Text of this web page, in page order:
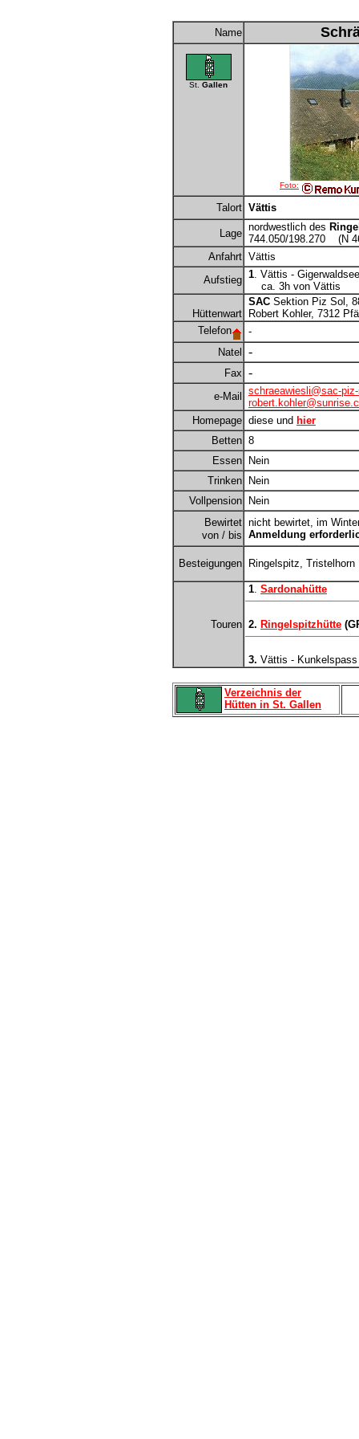
Name
St. Gallen
Foto:
Talort Vättis
Lage
nordwestlich des
744.050/198.270 (N
Anfahrt Vättis
Aufstieg 1. Vättis -
ca. 3h von Vättis
Hüttenwart
SAC Sektion Piz Sol,
Robert Kohler, 7312
Telefon
-
Natel
-
Fax -
e-Mail
schraeawiesli@sac-
Homepage diese und hier
Betten 8
Essen
Nein
Trinken
Nein
Vollpension
Nein
Bewirtet
von / bis
nicht bewirtet, im
Anmeldung
Besteigungen Ringelspitz, Tristelhorn
Touren
1. Sardonahütte
2. Ringelspitzhütte
3. Vättis -
Verzeichnis der
Hütten in St. Gallen